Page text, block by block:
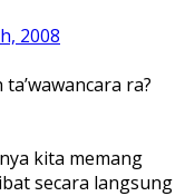
2008
ra?
kita memang
secara langsung